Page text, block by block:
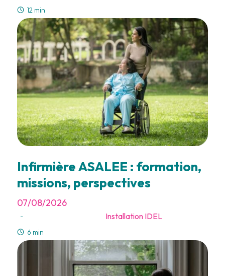
12 min
Infirmière ASALEE : formation,
missions, perspectives
07/08/2026
- Installation IDEL
6 min